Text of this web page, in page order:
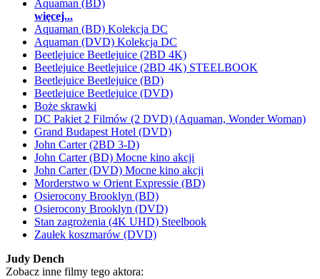
Aquaman (BD)
więcej...
Aquaman (BD) Kolekcja DC
Aquaman (DVD) Kolekcja DC
Beetlejuice Beetlejuice (2BD 4K)
Beetlejuice Beetlejuice (2BD 4K) STEELBOOK
Beetlejuice Beetlejuice (BD)
Beetlejuice Beetlejuice (DVD)
Boże skrawki
DC Pakiet 2 Filmów (2 DVD) (Aquaman, Wonder Woman)
Grand Budapest Hotel (DVD)
John Carter (2BD 3-D)
John Carter (BD) Mocne kino akcji
John Carter (DVD) Mocne kino akcji
Morderstwo w Orient Expressie (BD)
Osierocony Brooklyn (BD)
Osierocony Brooklyn (DVD)
Stan zagrożenia (4K UHD) Steelbook
Zaułek koszmarów (DVD)
Judy Dench
Zobacz inne filmy tego aktora: